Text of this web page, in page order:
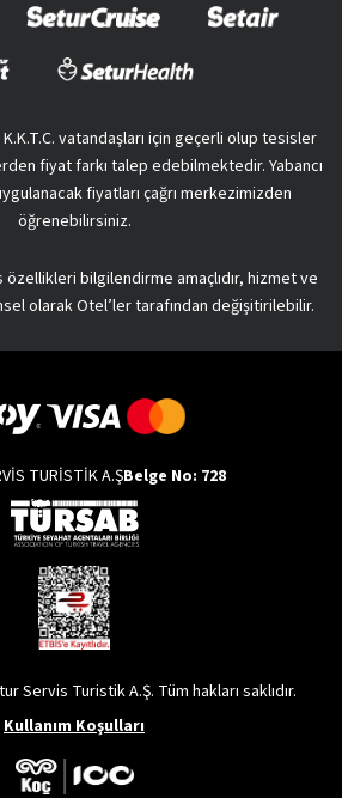
vatandaşları için geçerli olup tesisler
fiyat farkı talep edebilmektedir. Yabancı
fiyatları çağrı merkezimizden
öğrenebilirsiniz.
bilgilendirme amaçlıdır, hizmet ve
olarak Otel’ler tarafından değişitirilebilir.
TURİSTİK A.ŞBelge No: 728
Servis Turistik A.Ş. Tüm hakları saklıdır.
Kullanım Koşulları